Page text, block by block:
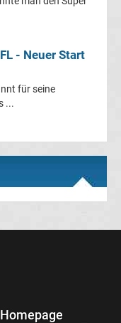
- Neuer Start
für seine
...